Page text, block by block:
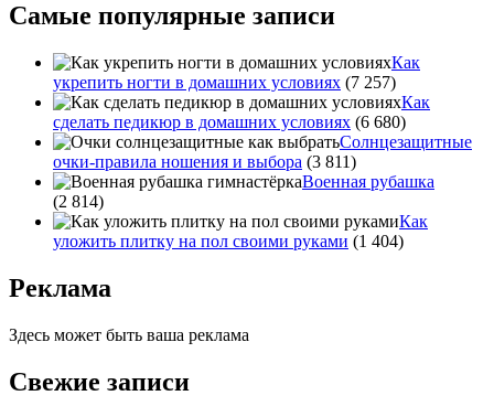
Самые популярные записи
Как
укрепить ногти в домашних условиях (7 257)
Как
сделать педикюр в домашних условиях (6 680)
Солнцезащитные
очки-правила ношения и выбора (3 811)
Военная рубашка
(2 814)
Как
уложить плитку на пол своими руками (1 404)
Реклама
Здесь может быть ваша реклама
Свежие записи